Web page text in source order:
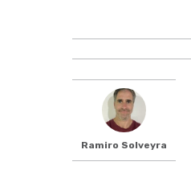
Ramiro Solveyra